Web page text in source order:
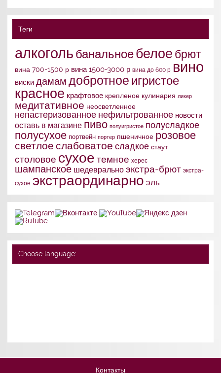
Теги
алкоголь банальноебелое брют
вина 700-1500 р вина 1500-3000 р вина до 600 р вино
виски дамам добротное игристое
красное крафтовое крепленое кулинария ликер
медитативное неосветленное
непастеризованное нефильтрованное новости
оставь в магазине пиво полуигристое полусладкое
полусухое портвейн портер пшеничное розовое
светлое слабоватое сладкое стаут
столовое сухое темное херес
шампанское шедеврально экстра-брют экстра-
сухое экстраординарно эль
Choose language:
Контакты